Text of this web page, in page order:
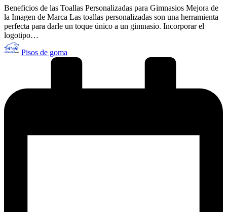
Beneficios de las Toallas Personalizadas para Gimnasios Mejora de
la Imagen de Marca Las toallas personalizadas son una herramienta
perfecta para darle un toque único a un gimnasio. Incorporar el
logotipo…
Publicado
por
Pisos de goma